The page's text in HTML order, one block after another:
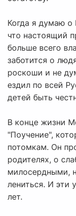
Когда я думаю
что настоящий
больше всего
заботится о
роскоши и не
ездил по всей
детей быть
В конце жизни
"Поучение",
потомкам. Он
родителях, о
милосердными,
лениться. И эти
лет.